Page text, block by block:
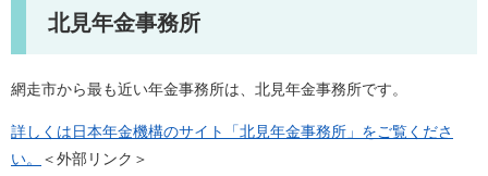
北見年金事務所
網走市から最も近い年金事務所は、北見年金事務所です。
詳しくは日本年金機構のサイト「北見年金事務所」をご覧くださ
い。
＜外部リンク＞